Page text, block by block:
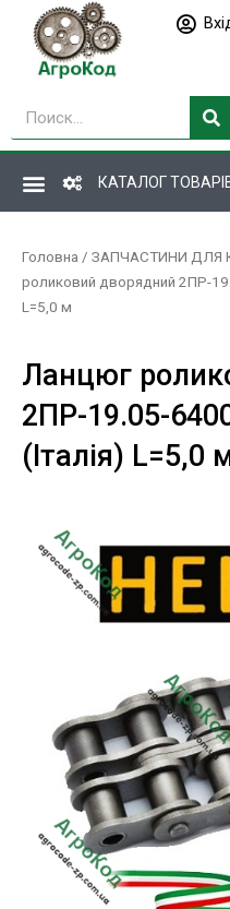
Перейти
вмісту
Пошук
КАТАЛОГ
Головна / ЗАПЧАСТИНИ ДЛЯ
роликовий дворядний 2ПР-
L=5,0 м
Ланцюг
2ПР-19.05-
(Італія) L=5,0